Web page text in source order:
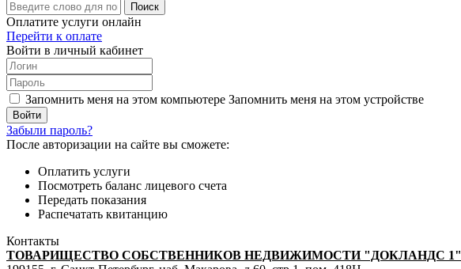
Поиск
Оплатите услуги онлайн
Перейти к оплате
Войти в личный кабинет
Запомнить меня на этом компьютере Запомнить меня на этом устройстве
Забыли пароль?
После авторизации на сайте вы сможете:
Оплатить услуги
Посмотреть баланс лицевого счета
Передать показания
Распечатать квитанцию
Контакты
ТОВАРИЩЕСТВО СОБСТВЕННИКОВ НЕДВИЖИМОСТИ "ДОКЛАНДС 1"